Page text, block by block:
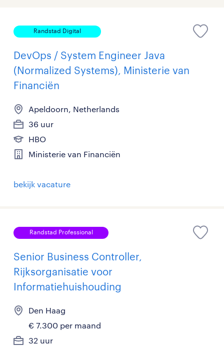
Randstad Digital
DevOps / System Engineer Java
(Normalized Systems), Ministerie van
Financiën
Apeldoorn, Netherlands
36 uur
HBO
Ministerie van Financiën
bekijk vacature
Randstad Professional
Senior Business Controller,
Rijksorganisatie voor
Informatiehuishouding
Den Haag
€ 7.300 per maand
32 uur